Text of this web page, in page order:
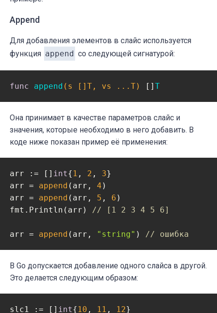
Append
Для добавления элементов в слайс используется
функция append со следующей сигнатурой:
func append (s []T, vs ...T) [] T
Она принимает в качестве параметров слайс и
значения, которые необходимо в него добавить. В
коде ниже показан пример её применения:
arr := [] int{ 1 , 2 , 3}
arr = append (arr, 4 )
arr = append (arr, 5 , 6 )
fmt.Println(arr) // [1 2 3 4 5 6]
arr = append (arr, "string" ) // ошибка
В Go допускается добавление одного слайса в другой.
Это делается следующим образом:
slc1 := [] int{ 10 , 11 , 12}